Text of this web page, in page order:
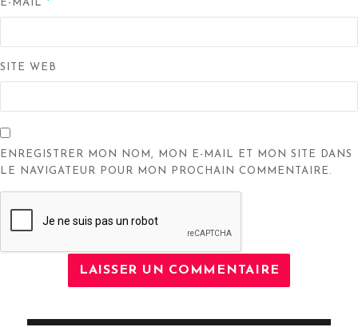
E-MAIL *
SITE WEB
ENREGISTRER MON NOM, MON E-MAIL ET MON SITE DANS
LE NAVIGATEUR POUR MON PROCHAIN COMMENTAIRE.